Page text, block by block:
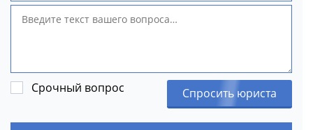
Срочный вопрос Спросить юриста